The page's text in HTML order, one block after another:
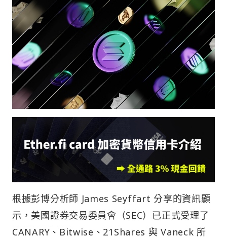
根據彭博分析師 James Seyffart 分享的資訊顯
示，美國證券交易委員會（SEC）已正式受理了
CANARY、Bitwise、21Shares 與 Vaneck 所